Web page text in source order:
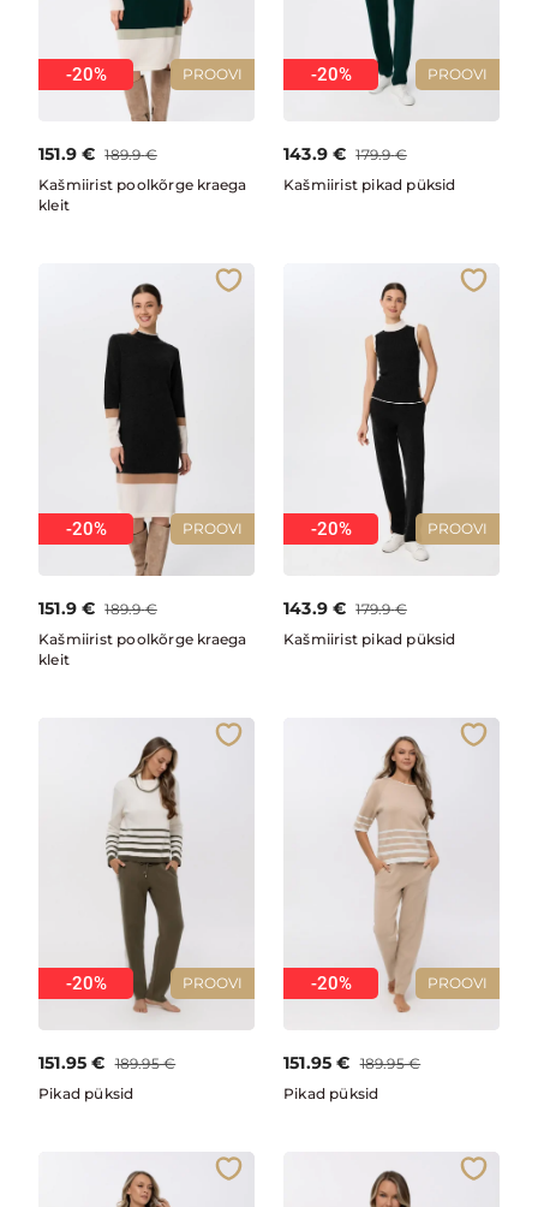
PROOVI
-20%
151.9 € 189.9 €
Kašmiirist poolkõrge kraega
kleit
PROOVI
-20%
143.9 € 179.9 €
Kašmiirist pikad püksid
PROOVI
-20%
151.9 € 189.9 €
Kašmiirist poolkõrge kraega
kleit
PROOVI
-20%
143.9 € 179.9 €
Kašmiirist pikad püksid
PROOVI
-20%
151.95 € 189.95 €
Pikad püksid
PROOVI
-20%
151.95 € 189.95 €
Pikad püksid